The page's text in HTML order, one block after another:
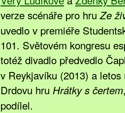
verze scénáře pro hruZe
uvedlo v premiéře
101. Světovém kongresu
totéž divadlo předvedlo
v Reykjavíku (2013) a
Drdovu hru Hrátky s čertem
podílel.